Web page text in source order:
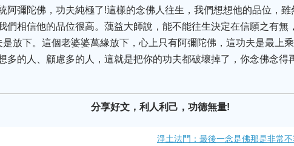
阿彌陀佛，功夫純極了!這樣的念佛人往生，我們想想他的品位，
們相信他的品位很高。蕅益大師說，能不能往生決定在信願之有無
放下。這個老婆婆萬緣放下，心上只有阿彌陀佛，這功夫是最上
多的人、顧慮多的人，這就是把你的功夫都破壞掉了，你念佛念
分享好文，利人利己，功德無量!
淨土法門：最後一念是佛那是非常